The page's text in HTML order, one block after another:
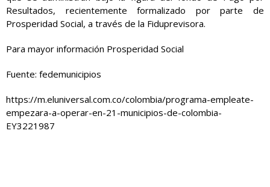
Resultados, recientemente formalizado por parte de
Prosperidad Social, a través de la Fiduprevisora.
Para mayor información Prosperidad Social
Fuente: fedemunicipios
https://m.eluniversal.com.co/colombia/programa-empleate-
empezara-a-operar-en-21-municipios-de-colombia-
EY3221987